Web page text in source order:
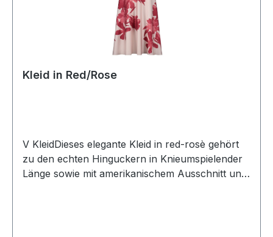
Kleid in Red/Rose
V KleidDieses elegante Kleid in red-rosè gehört
zu den echten Hinguckern in Knieumspielender
Länge sowie mit amerikanischem Ausschnitt und